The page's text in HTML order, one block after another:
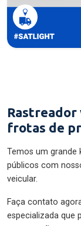
Rastreador
frotas de
Temos um grande
públicos com
veicular.
Faça contato
especializada que